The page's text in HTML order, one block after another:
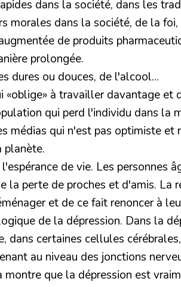
dans la société, dans les
morales dans la société, de la foi,
de produits
prolongée.
dures ou douces, de l'alcool...
«oblige» à travailler davantage et
qui perd l'individu dans la
médias qui n'est pas optimiste et
planète.
de vie. Les personnes
la perte de proches et d'amis.
et de ce fait renoncer à
de la dépression. Dans la
dans certaines cellules
au niveau des jonctions
montre que la dépression est